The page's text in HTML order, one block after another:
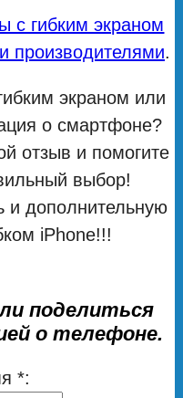
с гибким экраном
производителями.
экраном или
о смартфоне?
отзыв и помогите
выбор!
и дополнительную
iPhone!!!
поделиться
о телефоне.
*: